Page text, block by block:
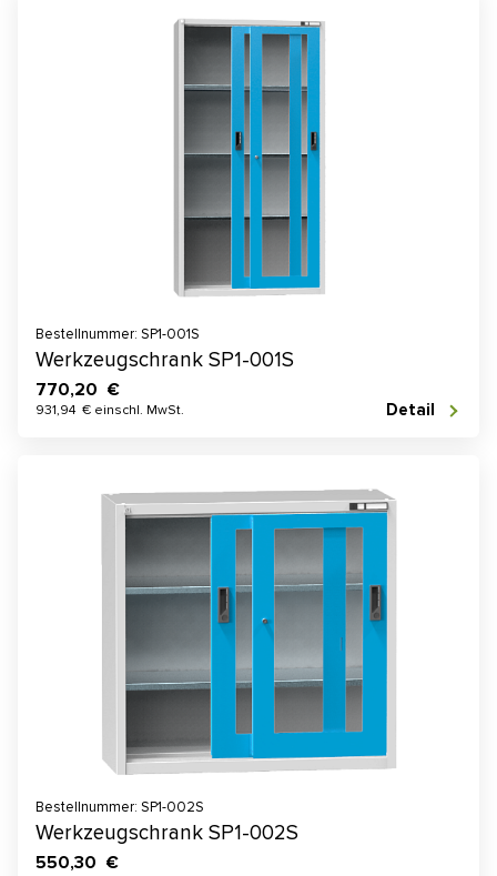
Bestellnummer: SP1-001S
Werkzeugschrank SP1-001S
770,20 €
931,94 € einschl. MwSt. Detail
Bestellnummer: SP1-002S
Werkzeugschrank SP1-002S
550,30 €